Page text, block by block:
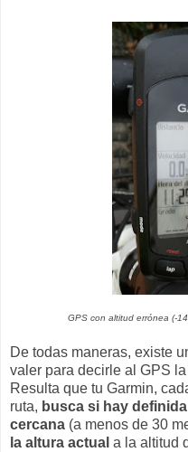
GPS con altitud errónea (-
De todas maneras, existe
valer para decirle al GPS
Resulta que tu Garmin,
ruta, busca si hay
cercana (a menos de 30
la altura actual a la altitud